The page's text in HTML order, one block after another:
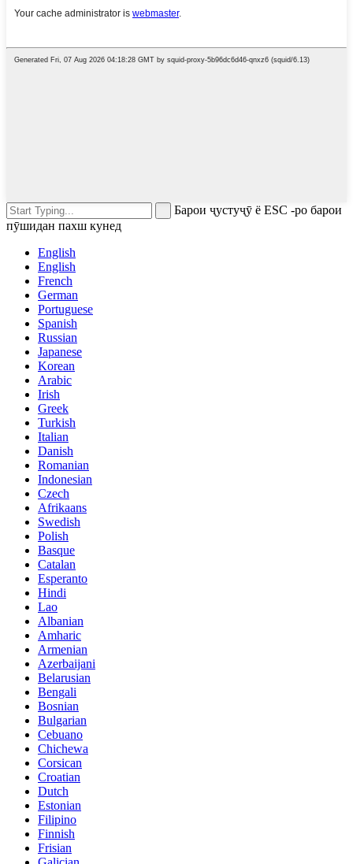
Барои ҷустуҷӯ ё ESC -ро барои
пӯшидан пахш кунед
English
English
French
German
Portuguese
Spanish
Russian
Japanese
Korean
Arabic
Irish
Greek
Turkish
Italian
Danish
Romanian
Indonesian
Czech
Afrikaans
Swedish
Polish
Basque
Catalan
Esperanto
Hindi
Lao
Albanian
Amharic
Armenian
Azerbaijani
Belarusian
Bengali
Bosnian
Bulgarian
Cebuano
Chichewa
Corsican
Croatian
Dutch
Estonian
Filipino
Finnish
Frisian